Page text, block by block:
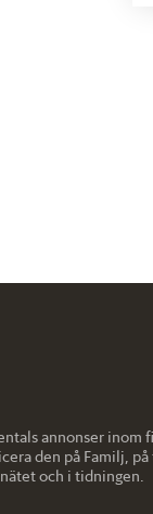
annonser inom
den på Familj,
och i tidningen.